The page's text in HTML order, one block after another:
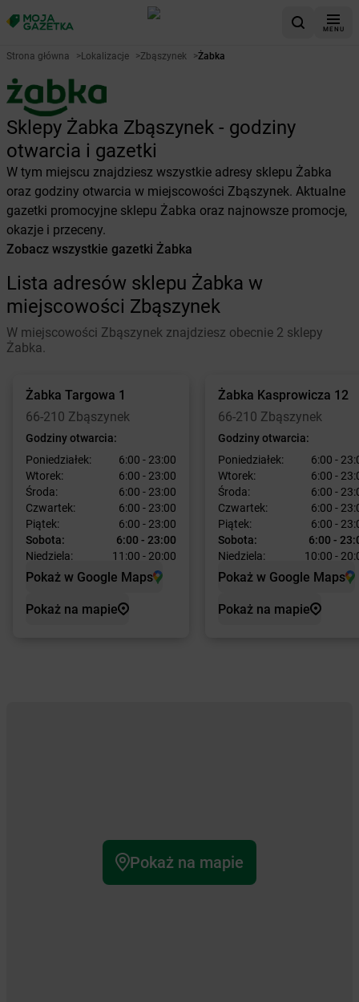
MENU
Strona główna >Lokalizacje >Zbąszynek >Żabka
Sklepy Żabka Zbąszynek - godziny
otwarcia i gazetki
W tym miejscu znajdziesz wszystkie adresy sklepu Żabka
oraz godziny otwarcia w miejscowości Zbąszynek. Aktualne
gazetki promocyjne sklepu Żabka oraz najnowsze promocje,
okazje i przeceny.
Zobacz wszystkie gazetki Żabka
Lista adresów sklepu Żabka w
miejscowości Zbąszynek
W miejscowości Zbąszynek znajdziesz obecnie 2 sklepy
Żabka.
Żabka Targowa 1
66-210 Zbąszynek
Godziny otwarcia:
Poniedziałek:
6:00 - 23:00
Wtorek:
6:00 - 23:00
Środa:
6:00 - 23:00
Czwartek:
6:00 - 23:00
Piątek:
6:00 - 23:00
Sobota:
6:00 - 23:00
Niedziela:
11:00 - 20:00
Pokaż w Google Maps
Pokaż na mapie
Żabka Kasprowicza 12
66-210 Zbąszynek
Godziny otwarcia:
Poniedziałek:
6:00 -
Wtorek:
6:00 -
Środa:
6:00 -
Czwartek:
6:00 -
Piątek:
6:00 -
Sobota:
6:00 -
Niedziela:
10:00 -
Pokaż w Google Maps
Pokaż na mapie
Pokaż na mapie